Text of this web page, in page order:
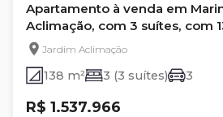
Apartamento à venda em
Aclimação, com 3 suítes, com
Jardim Aclimação
138 m² 3 (3 suítes) 3
R$ 1.537.966